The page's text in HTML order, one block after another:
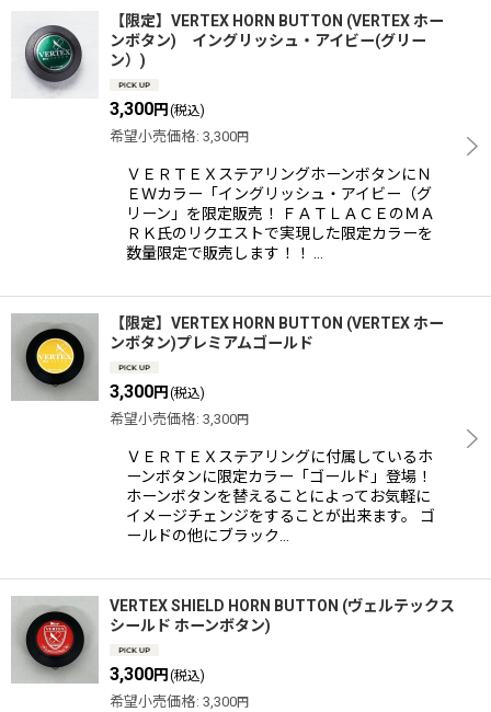
【限定】VERTEX HORN BUTTON (VERTEX ホー
ンボタン) イングリッシュ・アイビー(グリー
ン）)
3,300円 (税込)
希望小売価格: 3,300円
ＶＥＲＴＥＸステアリングホーンボタンにＮ
ＥＷカラー「イングリッシュ・アイビー（グ
リーン」を限定販売！ ＦＡＴＬＡＣＥのＭＡ
ＲＫ氏のリクエストで実現した限定カラーを
数量限定で販売します！！ …
【限定】VERTEX HORN BUTTON (VERTEX ホー
ンボタン)プレミアムゴールド
3,300円 (税込)
希望小売価格: 3,300円
ＶＥＲＴＥＸステアリングに付属しているホ
ーンボタンに限定カラー「ゴールド」登場！
ホーンボタンを替えることによってお気軽に
イメージチェンジをすることが出来ます。 ゴ
ールドの他にブラック…
VERTEX SHIELD HORN BUTTON (ヴェルテックス
シールド ホーンボタン)
3,300円 (税込)
希望小売価格: 3,300円